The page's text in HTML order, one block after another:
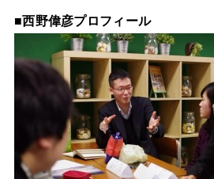
■西野偉彦プロフィール